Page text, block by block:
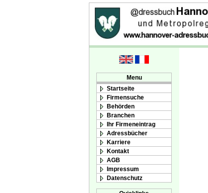
Menu
Startseite
Firmensuche
Behörden
Branchen
Ihr Firmeneintrag
Adressbücher
Karriere
Kontakt
AGB
Impressum
Datenschutz